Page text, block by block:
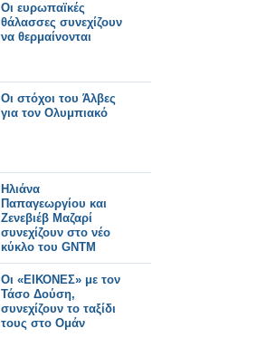
Οι ευρωπαϊκές
θάλασσες συνεχίζουν
να θερμαίνονται
Οι στόχοι του Άλβες
για τον Ολυμπιακό
Ηλιάνα
Παπαγεωργίου και
Ζενεβιέβ Μαζαρί
συνεχίζουν στο νέο
κύκλο του GNTM
Οι «ΕΙΚΟΝΕΣ» με τον
Τάσο Δούση,
συνεχίζουν το ταξίδι
τους στο Ομάν